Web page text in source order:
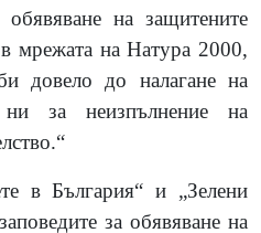
на защитените
мрежата на Натура 2000,
довело до налагане на
за неизпълнение на
в България“ и „Зелени
за обявяване на